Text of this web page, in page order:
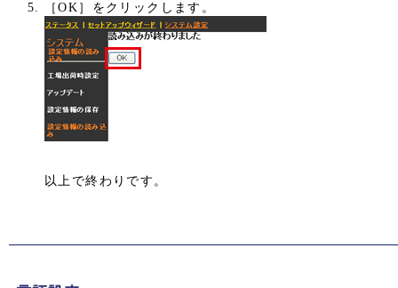
［OK］をクリックします。
以上で終わりです。